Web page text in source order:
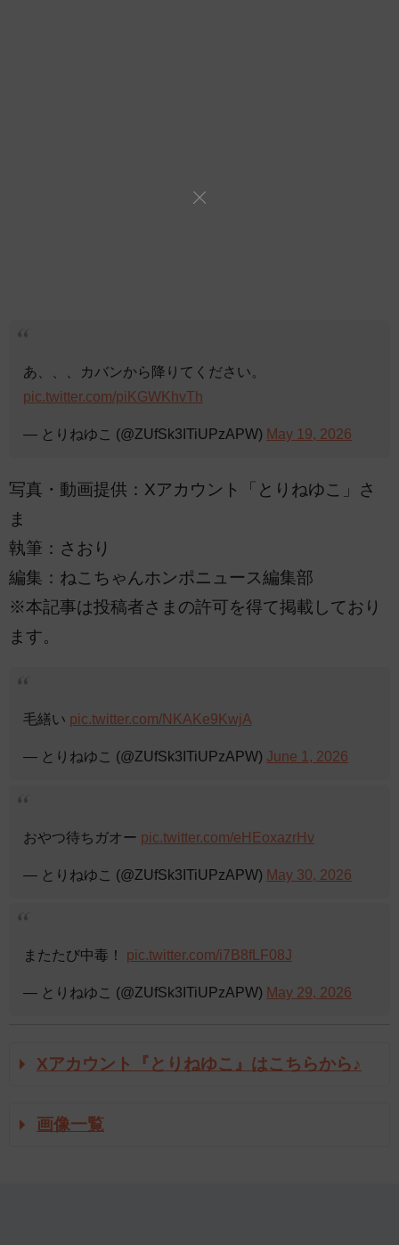
あ、、、カバンから降りてください。
pic.twitter.com/piKGWKhvTh
— とりねゆこ (@ZUfSk3ITiUPzAPW) May 19, 2026
写真・動画提供：Xアカウント「とりねゆこ」さ
ま
執筆：さおり
編集：ねこちゃんホンポニュース編集部
※本記事は投稿者さまの許可を得て掲載しており
ます。
毛繕い pic.twitter.com/NKAKe9KwjA
— とりねゆこ (@ZUfSk3ITiUPzAPW) June 1, 2026
おやつ待ちガオー pic.twitter.com/eHEoxazrHv
— とりねゆこ (@ZUfSk3ITiUPzAPW) May 30, 2026
またたび中毒！ pic.twitter.com/i7B8fLF08J
— とりねゆこ (@ZUfSk3ITiUPzAPW) May 29, 2026
Xアカウント『とりねゆこ』はこちらから♪
画像一覧